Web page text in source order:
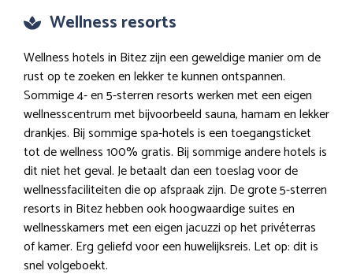
Wellness resorts
Wellness hotels in Bitez zijn een geweldige manier om de
rust op te zoeken en lekker te kunnen ontspannen.
Sommige 4- en 5-sterren resorts werken met een eigen
wellnesscentrum met bijvoorbeeld sauna, hamam en lekker
drankjes. Bij sommige spa-hotels is een toegangsticket
tot de wellness 100% gratis. Bij sommige andere hotels is
dit niet het geval. Je betaalt dan een toeslag voor de
wellnessfaciliteiten die op afspraak zijn. De grote 5-sterren
resorts in Bitez hebben ook hoogwaardige suites en
wellnesskamers met een eigen jacuzzi op het privéterras
of kamer. Erg geliefd voor een huwelijksreis. Let op: dit is
snel volgeboekt.